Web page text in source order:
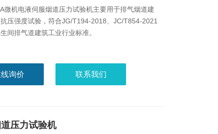
微机电液伺服烟道压力试验机主要用于排气烟道建
压强度试验，符合JG/T194-2018、JC/T854-2021
间排气道建筑工业行业标准。
询价 联系我们
压力试验机